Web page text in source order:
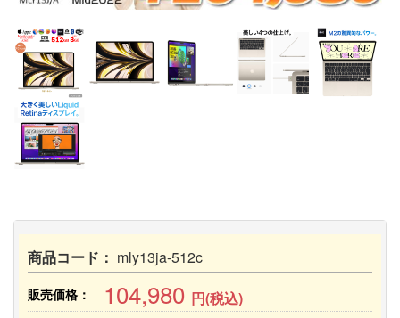
商品コード： mly13ja-512c
販売価格： 104,980 円(税込)